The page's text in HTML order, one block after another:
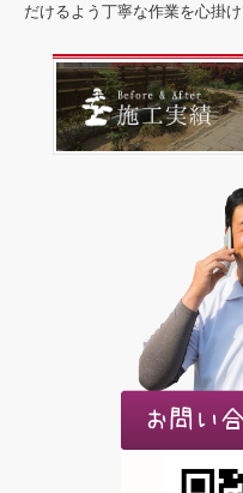
だけるよう丁寧な作業を心掛け